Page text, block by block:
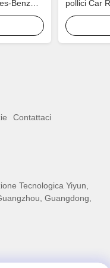
Benz
pollici Car
Brake Kit
Contattaci
Tecnologica Yiyun,
Guangdong,